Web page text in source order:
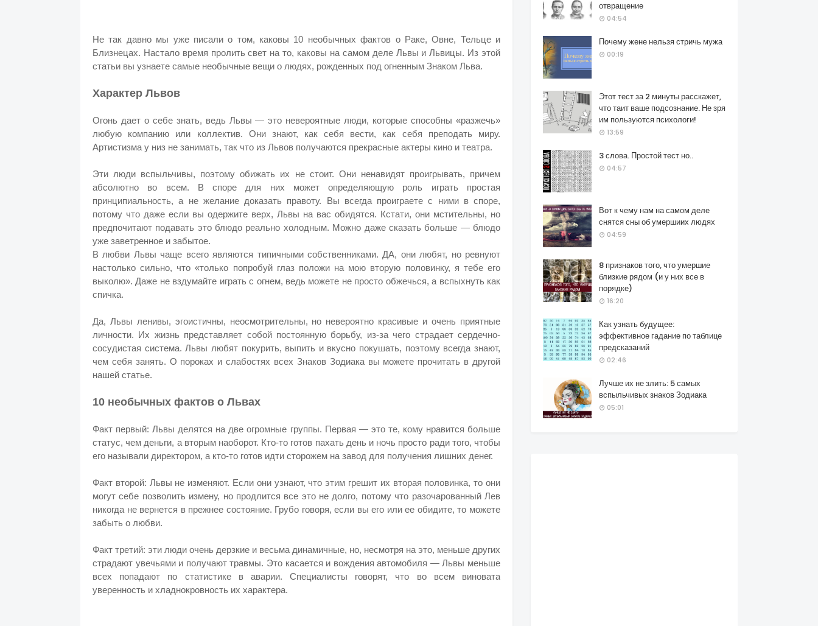
Не так давно мы уже писали о том, каковы 10 необычных фактов о Раке, Овне, Тельце и
Близнецах. Настало время пролить свет на то, каковы на самом деле Львы и Львицы. Из этой
статьи вы узнаете самые необычные вещи о людях, рожденных под огненным Знаком Льва.
Характер Львов
Огонь дает о себе знать, ведь Львы — это невероятные люди, которые способны «разжечь»
любую компанию или коллектив. Они знают, как себя вести, как себя преподать миру.
Артистизма у низ не занимать, так что из Львов получаются прекрасные актеры кино и театра.
Эти люди вспыльчивы, поэтому обижать их не стоит. Они ненавидят проигрывать, причем
абсолютно во всем. В споре для них может определяющую роль играть простая
принципиальность, а не желание доказать правоту. Вы всегда проиграете с ними в споре,
потому что даже если вы одержите верх, Львы на вас обидятся. Кстати, они мстительны, но
предпочитают подавать это блюдо реально холодным. Можно даже сказать больше — блюдо
уже заветренное и забытое.
В любви Львы чаще всего являются типичными собственниками. ДА, они любят, но ревнуют
настолько сильно, что «только попробуй глаз положи на мою вторую половинку, я тебе его
выколю». Даже не вздумайте играть с огнем, ведь можете не просто обжечься, а вспыхнуть как
спичка.
Да, Львы ленивы, эгоистичны, неосмотрительны, но невероятно красивые и очень приятные
личности. Их жизнь представляет собой постоянную борьбу, из-за чего страдает сердечно-
сосудистая система. Львы любят покурить, выпить и вкусно покушать, поэтому всегда знают,
чем себя занять. О пороках и слабостях всех Знаков Зодиака вы можете прочитать в другой
нашей статье.
10 необычных фактов о Львах
Факт первый: Львы делятся на две огромные группы. Первая — это те, кому нравится больше
статус, чем деньги, а вторым наоборот. Кто-то готов пахать день и ночь просто ради того, чтобы
его называли директором, а кто-то готов идти сторожем на завод для получения лишних денег.
Факт второй: Львы не изменяют. Если они узнают, что этим грешит их вторая половинка, то они
могут себе позволить измену, но продлится все это не долго, потому что разочарованный Лев
никогда не вернется в прежнее состояние. Грубо говоря, если вы его или ее обидите, то можете
забыть о любви.
Факт третий: эти люди очень дерзкие и весьма динамичные, но, несмотря на это, меньше других
страдают увечьями и получают травмы. Это касается и вождения автомобиля — Львы меньше
всех попадают по статистике в аварии. Специалисты говорят, что во всем виновата
уверенность и хладнокровность их характера.
отвращение
04:54
Почему жене нельзя стричь мужа
00:19
Этот тест за 2 минуты расскажет,
что таит ваше подсознание. Не зря
им пользуются психологи!
13:59
3 слова. Простой тест но..
04:57
Вот к чему нам на самом деле
снятся сны об умершиих людях
04:59
8 признаков того, что умершие
близкие рядом (и у них все в
порядке)
16:20
Как узнать будущее:
эффективное гадание по таблице
предсказаний
02:46
Лучше их не злить: 5 самых
вспыльчивых знаков Зодиака
05:01